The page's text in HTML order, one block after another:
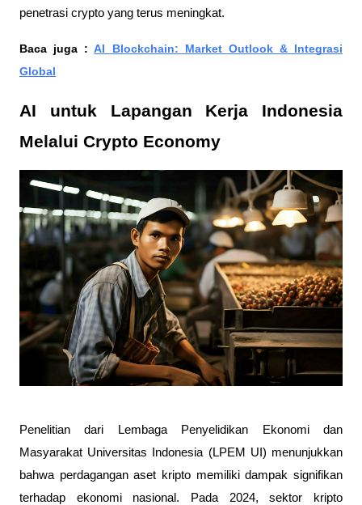
penetrasi crypto yang terus meningkat.
Baca juga :AI Blockchain: Market Outlook & Integrasi
Global
AI untuk Lapangan Kerja Indonesia
Melalui Crypto Economy
Penelitian dari Lembaga Penyelidikan Ekonomi dan
Masyarakat Universitas Indonesia (LPEM UI) menunjukkan
bahwa perdagangan aset kripto memiliki dampak signifikan
terhadap ekonomi nasional. Pada 2024, sektor kripto